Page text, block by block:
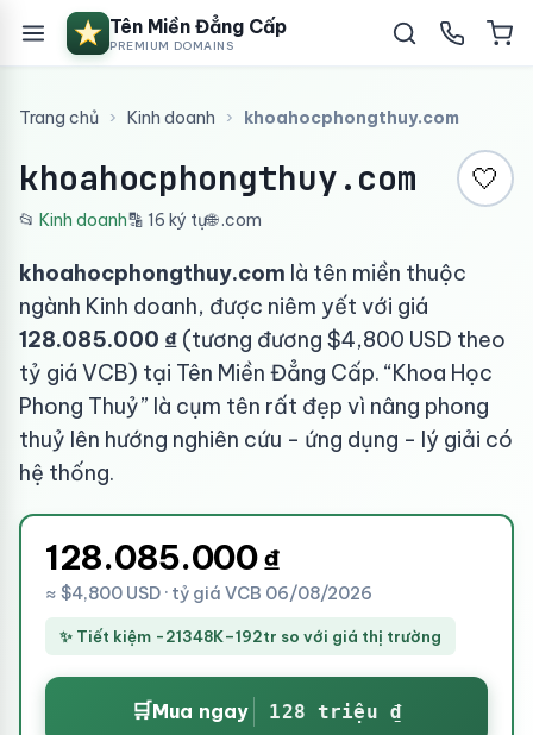
Tên Miền Đẳng Cấp
PREMIUM DOMAINS
Trang chủ › Kinh doanh › khoahocphongthuy.com
khoahocphongthuy.com 🤍
📂 Kinh doanh🔡 16 ký tự🌐 .com
khoahocphongthuy.com là tên miền thuộc
ngành Kinh doanh, được niêm yết với giá
128.085.000 ₫ (tương đương $4,800 USD theo
tỷ giá VCB) tại Tên Miền Đẳng Cấp. “Khoa Học
Phong Thuỷ” là cụm tên rất đẹp vì nâng phong
thuỷ lên hướng nghiên cứu - ứng dụng - lý giải có
hệ thống.
128.085.000₫
≈ $4,800 USD · tỷ giá VCB 06/08/2026
✨ Tiết kiệm -21348K–192tr so với giá thị trường
🛒Mua ngay 128 triệu ₫